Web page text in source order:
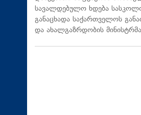
სავალდებულო ხდება
განაცხადა საქართველოს
და ახალგაზრდობის მინისტრმა